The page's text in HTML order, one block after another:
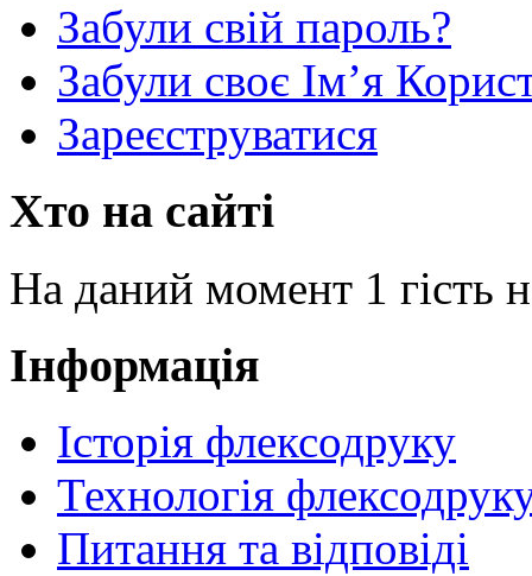
Забули свій пароль?
Забули своє Ім’я
Зареєструватися
Хто на сайті
На даний момент 1 гість
Інформація
Історія флексодруку
Технологія
Питання та відповіді